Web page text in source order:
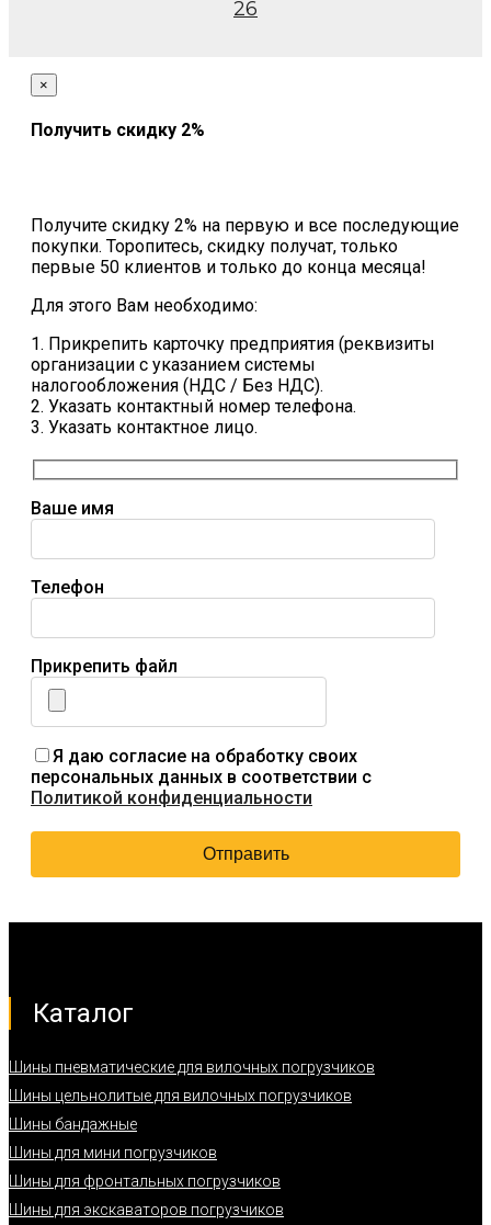
26
×
Получить скидку 2%
Получите скидку 2% на первую и все последующие
покупки. Торопитесь, скидку получат, только
первые 50 клиентов и только до конца месяца!
Для этого Вам необходимо:
1. Прикрепить карточку предприятия (реквизиты
организации с указанием системы
налогообложения (НДС / Без НДС).
2. Указать контактный номер телефона.
3. Указать контактное лицо.
Ваше имя
Телефон
Прикрепить файл
Я даю согласие на обработку своих
персональных данных в соответствии с
Политикой конфиденциальности
Каталог
Шины пневматические для вилочных погрузчиков
Шины цельнолитые для вилочных погрузчиков
Шины бандажные
Шины для мини погрузчиков
Шины для фронтальных погрузчиков
Шины для экскаваторов погрузчиков